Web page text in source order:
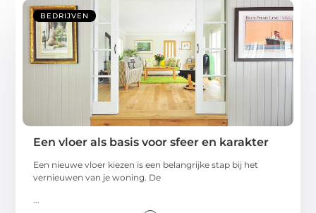
BEDRIJVEN
Een vloer als basis voor sfeer en karakter
Een nieuwe vloer kiezen is een belangrijke stap bij het
vernieuwen van je woning. De
...